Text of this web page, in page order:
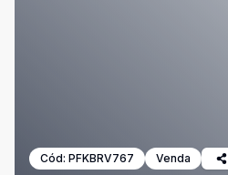
Cód: PFKBRV767 Venda